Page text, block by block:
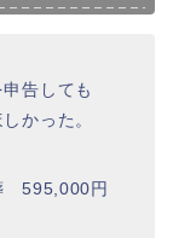
告しても
かった。
595,000円